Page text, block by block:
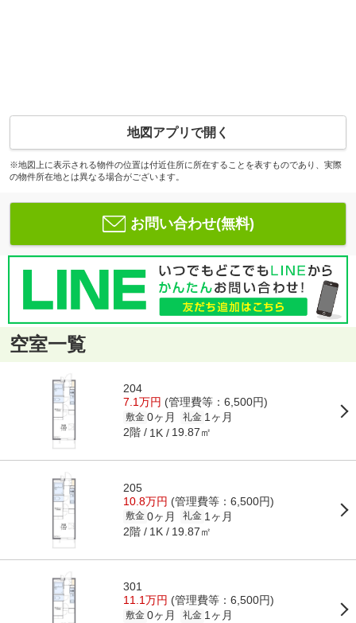
地図アプリで開く
※地図上に表示される物件の位置は付近住所に所在することを表すものであり、実際
の物件所在地とは異なる場合がございます。
お問い合わせ(無料)
空室一覧
204
7.1万円 (管理費等：6,500円)
敷金 0ヶ月 礼金 1ヶ月
2階 1K 19.87㎡
205
10.8万円 (管理費等：6,500円)
敷金 0ヶ月 礼金 1ヶ月
2階 1K 19.87㎡
301
11.1万円 (管理費等：6,500円)
敷金 0ヶ月 礼金 1ヶ月